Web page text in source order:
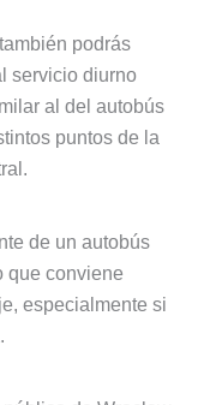
podrás
servicio diurno
al del autobús
puntos de la
de un autobús
que conviene
especialmente si